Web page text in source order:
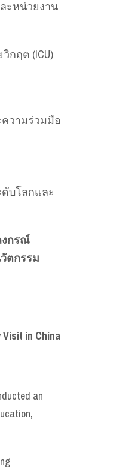
ะหน่วยงาน
กฤต (ICU)
วามร่วมมือ
บโลกและ
กรณ์
ตกรรม
in China
an